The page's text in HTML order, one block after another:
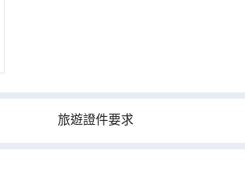
旅遊證件要求